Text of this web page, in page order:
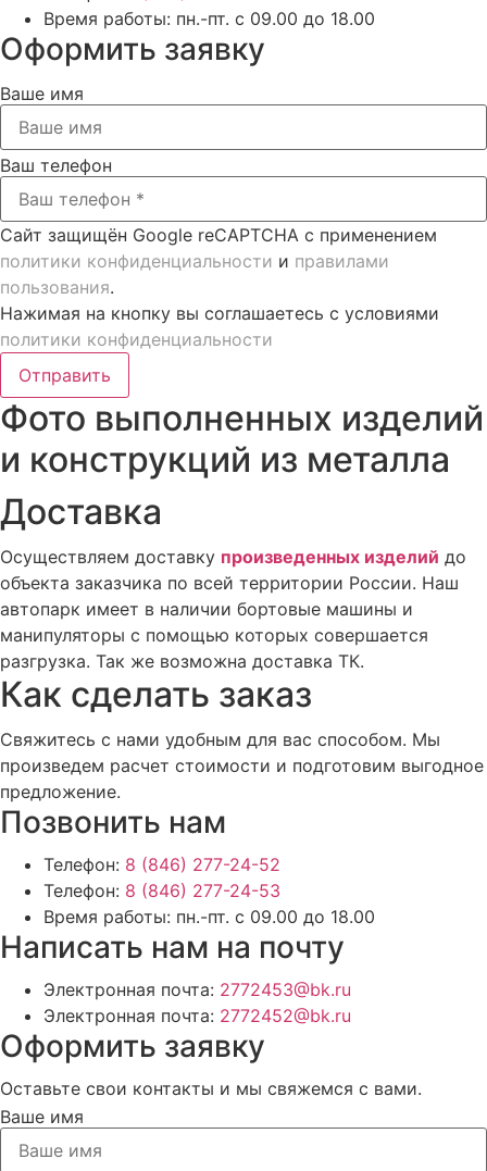
Время работы: пн.-пт. с 09.00 до 18.00
Оформить заявку
Ваше имя
Ваш телефон
Сайт защищён Google reCAPTCHA с применением
политики конфиденциальности и правилами
пользования.
Нажимая на кнопку вы соглашаетесь с условиями
политики конфиденциальности
Отправить
Фото выполненных изделий
и конструкций из металла
Доставка
Осуществляем доставку произведенных изделий до
объекта заказчика по всей территории России. Наш
автопарк имеет в наличии бортовые машины и
манипуляторы с помощью которых совершается
разгрузка. Так же возможна доставка ТК.
Как сделать заказ
Свяжитесь с нами удобным для вас способом. Мы
произведем расчет стоимости и подготовим выгодное
предложение.
Позвонить нам
Телефон: 8 (846) 277-24-52
Телефон: 8 (846) 277-24-53
Время работы: пн.-пт. с 09.00 до 18.00
Написать нам на почту
Электронная почта: 2772453@bk.ru
Электронная почта: 2772452@bk.ru
Оформить заявку
Оставьте свои контакты и мы свяжемся с вами.
Ваше имя